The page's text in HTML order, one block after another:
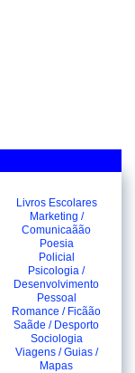
Livros Escolares
Marketing /
Comunicaãão
Poesia
Policial
Psicologia /
Desenvolvimento
Pessoal
Romance / Ficãão
Saãde / Desporto
Sociologia
Viagens / Guias /
Mapas